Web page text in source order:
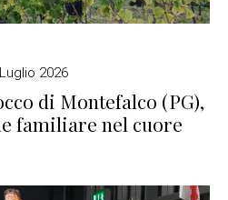
2026
di Montefalco (PG),
familiare nel cuore